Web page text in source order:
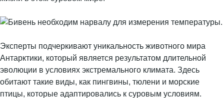
Эксперты подчеркивают уникальность животного мира
Антарктики, который является результатом длительной
эволюции в условиях экстремального климата. Здесь
обитают такие виды, как пингвины, тюлени и морские
птицы, которые адаптировались к суровым условиям.